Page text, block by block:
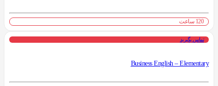
120 ساعت
تماس بگیرید
Business English – Elementary